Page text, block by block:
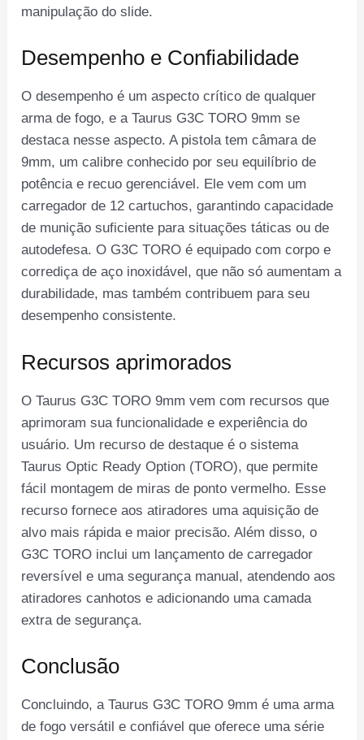
manipulação do slide.
Desempenho e Confiabilidade
O desempenho é um aspecto crítico de qualquer
arma de fogo, e a Taurus G3C TORO 9mm se
destaca nesse aspecto. A pistola tem câmara de
9mm, um calibre conhecido por seu equilíbrio de
potência e recuo gerenciável. Ele vem com um
carregador de 12 cartuchos, garantindo capacidade
de munição suficiente para situações táticas ou de
autodefesa. O G3C TORO é equipado com corpo e
corrediça de aço inoxidável, que não só aumentam a
durabilidade, mas também contribuem para seu
desempenho consistente.
Recursos aprimorados
O Taurus G3C TORO 9mm vem com recursos que
aprimoram sua funcionalidade e experiência do
usuário. Um recurso de destaque é o sistema
Taurus Optic Ready Option (TORO), que permite
fácil montagem de miras de ponto vermelho. Esse
recurso fornece aos atiradores uma aquisição de
alvo mais rápida e maior precisão. Além disso, o
G3C TORO inclui um lançamento de carregador
reversível e uma segurança manual, atendendo aos
atiradores canhotos e adicionando uma camada
extra de segurança.
Conclusão
Concluindo, a Taurus G3C TORO 9mm é uma arma
de fogo versátil e confiável que oferece uma série